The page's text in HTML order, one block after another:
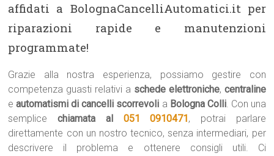
affidati a BolognaCancelliAutomatici.it per
riparazioni rapide e manutenzioni
programmate!
Grazie alla nostra esperienza, possiamo gestire con
competenza guasti relativi a schede elettroniche, centraline
eautomatismi di cancelli scorrevoli a Bologna Colli. Con una
semplicechiamata al 051 0910471, potrai parlare
direttamente con un nostro tecnico, senza intermediari, per
descrivere il problema e ottenere consigli utili. Ci